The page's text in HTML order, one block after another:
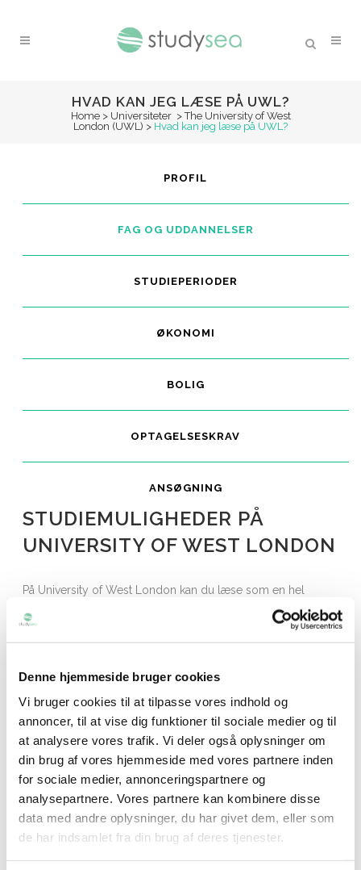
Denne hjemmeside bruger cookies
Vi bruger cookies til at tilpasse vores indhold og
annoncer, til at vise dig funktioner til sociale medier og til
at analysere vores trafik. Vi deler også oplysninger om
din brug af vores hjemmeside med vores partnere inden
for sociale medier, annonceringspartnere og
analysepartnere. Vores partnere kan kombinere disse
data med andre oplysninger, du har givet dem, eller som
de har indsamlet fra din brug af deres tjenester.
HVAD KAN JEG LÆSE PÅ UWL?
Home> Universiteter >The University of West
London (UWL) > Hvad kan jeg læse på UWL?
PROFIL
FAG OG UDDANNELSER
STUDIEPERIODER
ØKONOMI
BOLIG
OPTAGELSESKRAV
ANSØGNING
STUDIEMULIGHEDER PÅ
UNIVERSITY OF WEST LONDON
På University of West London kan du læse som en hel
uddannelse på bachelor- eller kandidatniveau. Universitetet
har et bredt udvalg af uddannelser som er opdelt i følgende
Nursing, Midwifery and Healthcare
Drama
Policing Studies
Music
Hospitality and Tourism
Film, Media and Design
Biomedical sciences
Computer and Engineering